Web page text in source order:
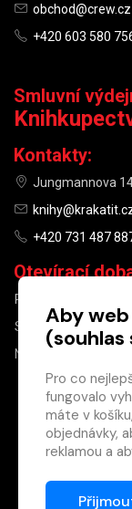
obchod@crew.cz
+420 603 580
Smluvní
Kontakty:
Jungmannova
+420 731 487
Otevírací
PO–PÁ
SO
10:00–13:00
NE
Aby web
(souhlas
Pro co
fungovalo
máte v
objednávky,
reklamou a
Proto od